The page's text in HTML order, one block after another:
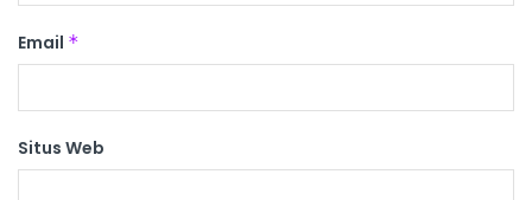
Email *
Situs Web